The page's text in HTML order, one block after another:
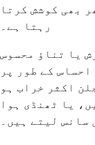
بھی کوشش کرتا
رہتا ہے۔
یا تناؤ محسوس
کے طور پر
اکثر خراب ہو
یا ٹھنڈی ہوا
سانس لیتے ہیں۔